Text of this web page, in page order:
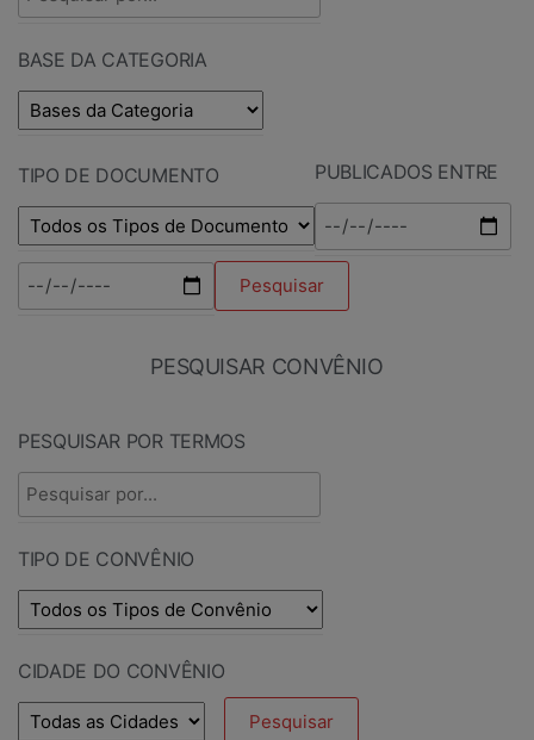
BASE DA CATEGORIA
TIPO DE DOCUMENTO PUBLICADOS ENTRE
PESQUISAR CONVÊNIO
PESQUISAR POR TERMOS
TIPO DE CONVÊNIO
CIDADE DO CONVÊNIO